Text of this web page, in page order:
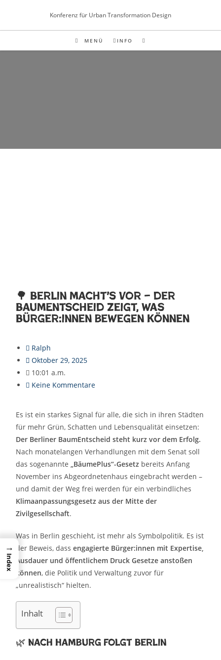
Konferenz für Urban Transformation Design
MENÜ INFO
🌳 Berlin macht’s vor – der
BaumEntscheid zeigt, was
Bürger:innen bewegen können
Ralph
Oktober 29, 2025
10:01 a.m.
Keine Kommentare
Es ist ein starkes Signal für alle, die sich in ihren Städten
für mehr Grün, Schatten und Lebensqualität einsetzen:
Der Berliner BaumEntscheid steht kurz vor dem Erfolg.
Nach monatelangen Verhandlungen mit dem Senat soll
das sogenannte
„BäumePlus“-Gesetz bereits Anfang
November ins Abgeordnetenhaus eingebracht werden –
und damit der Weg frei werden für ein verbindliches
Klimaanpassungsgesetz aus der Mitte der
Zivilgesellschaft.
Was in Berlin geschieht, ist mehr als Symbolpolitik. Es ist
der Beweis, dassengagierte Bürger:innen mit Expertise,
Ausdauer und öffentlichem Druck Gesetze anstoßen
können, die Politik und Verwaltung zuvor für
„unrealistisch“ hielten.
Inhalt
🌿 Nach Hamburg folgt Berlin
→
Index